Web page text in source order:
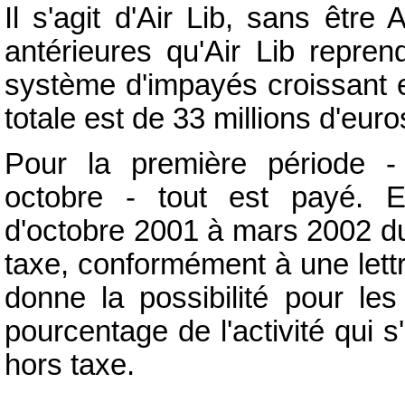
Il s'agit d'Air Lib, sans être
antérieures qu'Air Lib
système d'impayés croissant
totale est de 33 millions
Pour la première période
octobre - tout est payé.
d'octobre 2001 à mars 2002
taxe, conformément à une
donne la possibilité pour
pourcentage de l'activité qui
hors taxe.